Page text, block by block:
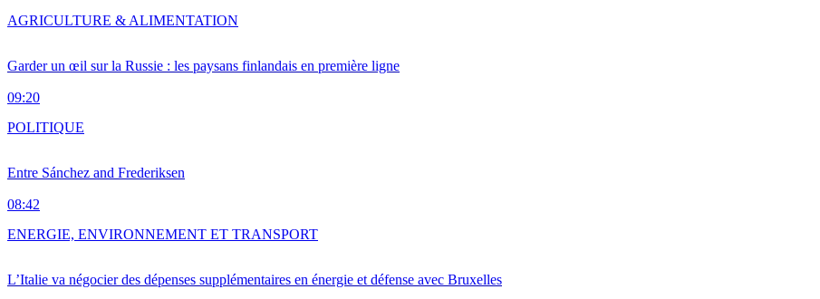
Garder un œil sur la Russie : les paysans finlandais en première ligne
09:20
AGRICULTURE & ALIMENTATION
Entre Sánchez and Frederiksen
08:42
POLITIQUE
L’Italie va négocier des dépenses supplémentaires en énergie et défense avec Bruxelles
ENERGIE, ENVIRONNEMENT ET TRANSPORT